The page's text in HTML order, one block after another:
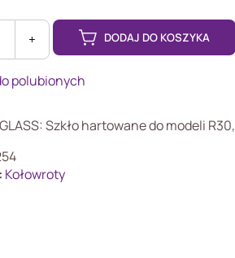
+ DODAJ DO KOSZYKA
polubionych
Szkło hartowane do modeli
Kołowroty